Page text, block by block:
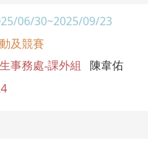
06/30~2025/09/23
及競賽
事務處-課外組 陳韋佑